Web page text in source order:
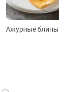
Ажурные блины